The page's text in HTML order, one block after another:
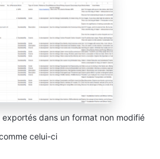
exportés dans un format non modifié
celui-ci